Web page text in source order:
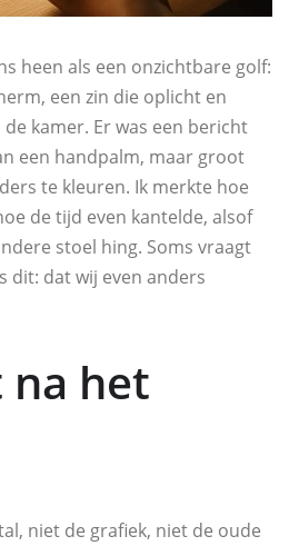
heen als een onzichtbare golf:
een zin die oplicht en
kamer. Er was een bericht
een handpalm, maar groot
te kleuren. Ik merkte hoe
de tijd even kantelde, alsof
stoel hing. Soms vraagt
dit: dat wij even anders
het
niet de grafiek, niet de oude